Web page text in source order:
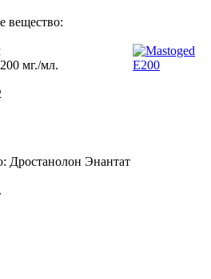
вещество:
мг./мл.
Дростанолон Энантат